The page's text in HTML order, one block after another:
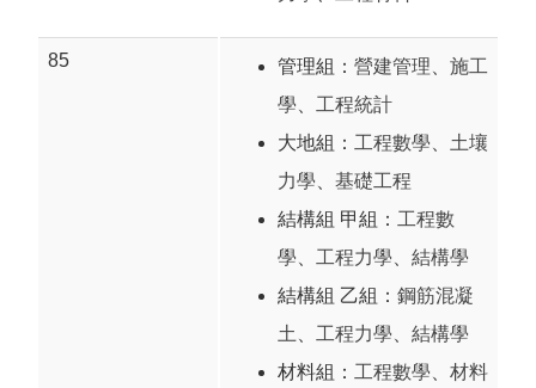
85 管理組： 營建管理
施工
學
工程統計
大地組： 工程數學
土壤
力學
基礎工程
結構組 甲組： 工程數
學
工程力學
結構學
結構組 乙組： 鋼筋混凝
土
工程力學
結構學
材料組： 工程數學
材料